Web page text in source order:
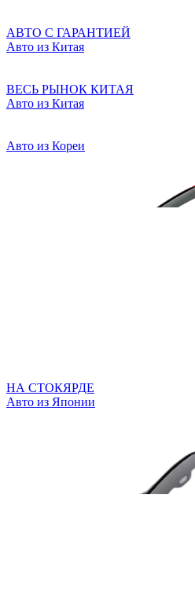
АВТО С ГАРАНТИЕЙ
Авто из Китая
ВЕСЬ РЫНОК КИТАЯ
Авто из Китая
Авто из Кореи
НА СТОКЯРДЕ
Авто из Японии